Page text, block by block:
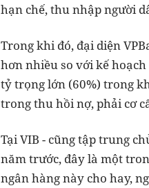
hạn chế, thu nhập người
Trong khi đó, đại diện
hơn nhiều so với kế
tỷ trọng lớn (60%) trong
trong thu hồi nợ, phải cơ
Tại VIB - cũng tập trung
năm trước, đây là một
ngân hàng này cho hay,